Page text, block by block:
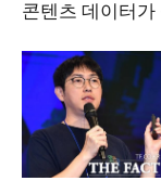
콘텐츠 데이터